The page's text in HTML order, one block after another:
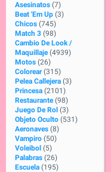
Asesinatos (7)
Beat 'Em Up (3)
Chicos (745)
Match 3 (98)
Cambio De Look /
Maquillaje (4939)
Motos (26)
Colorear (315)
Pelea Callejera (3)
Princesa (2101)
Restaurante (98)
Juego De Rol (3)
Objeto Oculto (531)
Aeronaves (8)
Vampiro (50)
Voleibol (5)
Palabras (26)
Escuela (195)